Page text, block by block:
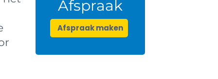
Afspraak
Afspraak maken